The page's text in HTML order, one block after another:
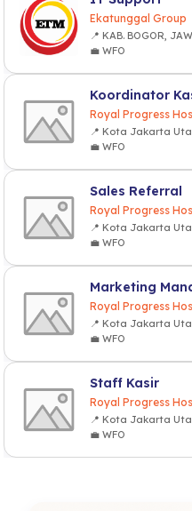
Ekatunggal Group
📍 KAB. BOGOR,
💼 WFO
Koordinator
Royal Progress
📍 Kota Jakarta
💼 WFO
Sales Referral
Royal Progress
📍 Kota Jakarta
💼 WFO
Marketing
Royal Progress
📍 Kota Jakarta
💼 WFO
Staff Kasir
Royal Progress
📍 Kota Jakarta
💼 WFO